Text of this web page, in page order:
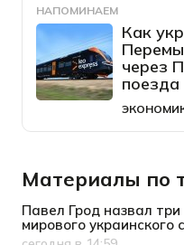
НАПОМИНАЕМ
Как
через
поезда
Дата
Материалы по
Павел Грод назвал
мирового украинского